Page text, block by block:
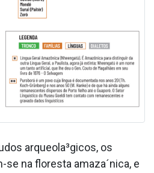
arqueola³gicos, os
se na floresta amaza´nica, e